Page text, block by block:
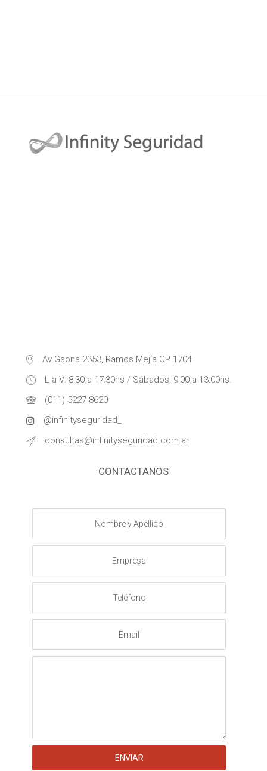
CONTACTANOS
Apellido
Av Gaona 2353, Ramos Mejía CP 1704
L a V: 8:30 a 17:30hs / Sábados: 9:00 a 13:00hs.
(011) 5227-8620
@infinityseguridad_
consultas@infinityseguridad.com.ar